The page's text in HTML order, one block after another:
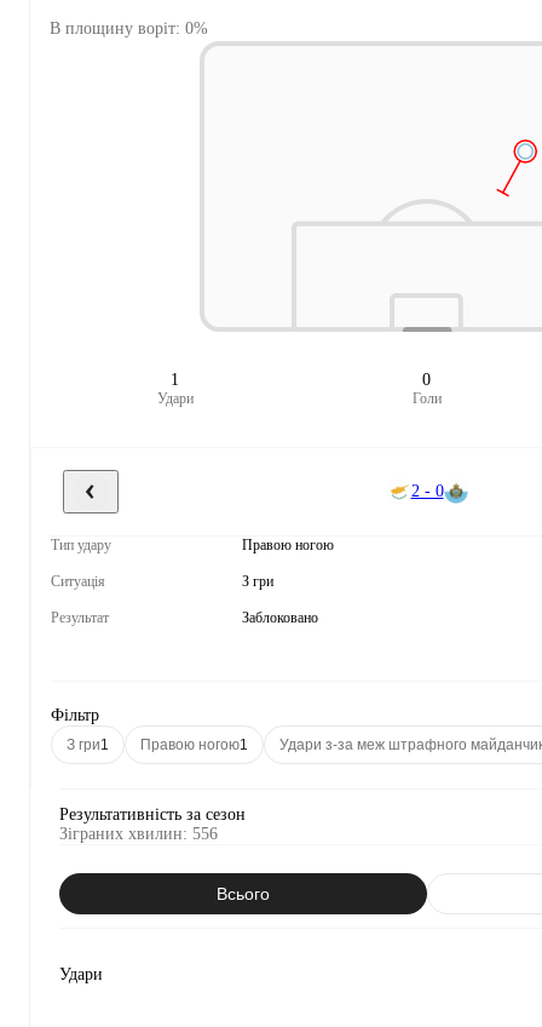
В площину воріт: 0%
1
Удари
0
Голи
2 - 0
Тип удару Правою ногою
Ситуація З гри
Результат Заблоковано
Фільтр
З гри1 Правою ногою1 Удари з-за меж штрафного
Результативність за сезон
Зіграних хвилин: 556
Всього
Удари